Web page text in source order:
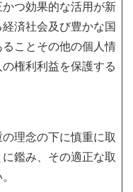
つ効果的な活用が新
済社会及び豊かな国
ことその他の個人情
権利利益を保護する
理念の下に慎重に取
鑑み、その適正な取